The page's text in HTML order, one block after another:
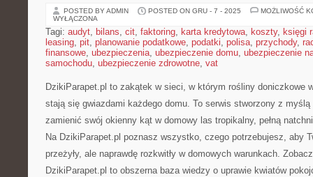
POSTED BY ADMIN POSTED ON GRU - 7 - 2025
MOŻLIWOŚĆ
WYŁĄCZONA
Tagi: audyt, bilans, cit, faktoring, karta kredytowa, koszty, księgi
leasing, pit, planowanie podatkowe, podatki, polisa, przychody,
finansowe, ubezpieczenia, ubezpieczenie domu, ubezpieczenie
samochodu, ubezpieczenie zdrowotne, vat
DzikiParapet.pl to zakątek w sieci, w którym rośliny doniczkowe
stają się gwiazdami każdego domu. To serwis stworzony z
zamienić swój okienny kąt w domowy las tropikalny, pełną
Na DzikiParapet.pl poznasz wszystko, czego potrzebujesz, aby
przeżyły, ale naprawdę rozkwitły w domowych warunkach.
DzikiParapet.pl to obszerna baza wiedzy o uprawie kwiatów